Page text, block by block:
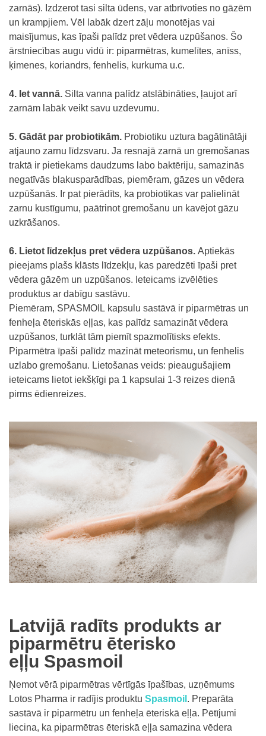
zarnās). Izdzerot tasi silta ūdens, var atbrīvoties no gāzēm
un krampjiem. Vēl labāk dzert zāļu monotējas vai
maisījumus, kas īpaši palīdz pret vēdera uzpūšanos. Šo
ārstniecības augu vidū ir: piparmētras, kumelītes, anīss,
ķimenes, koriandrs, fenhelis, kurkuma u.c.
4. Iet vannā. Silta vanna palīdz atslābināties, ļaujot arī
zarnām labāk veikt savu uzdevumu.
5. Gādāt par probiotikām. Probiotiku uztura bagātinātāji
atjauno zarnu līdzsvaru. Ja resnajā zarnā un gremošanas
traktā ir pietiekams daudzums labo baktēriju, samazinās
negatīvās blakusparādības, piemēram, gāzes un vēdera
uzpūšanās. Ir pat pierādīts, ka probiotikas var palielināt
zarnu kustīgumu, paātrinot gremošanu un kavējot gāzu
uzkrāšanos.
6. Lietot līdzekļus pret vēdera uzpūšanos. Aptiekās
pieejams plašs klāsts līdzekļu, kas paredzēti īpaši pret
vēdera gāzēm un uzpūšanos. Ieteicams izvēlēties
produktus ar dabīgu sastāvu.
Piemēram, SPASMOIL kapsulu sastāvā ir piparmētras un
fenheļa ēteriskās eļļas, kas palīdz samazināt vēdera
uzpūšanos, turklāt tām piemīt spazmolītisks efekts.
Piparmētra īpaši palīdz mazināt meteorismu, un fenhelis
uzlabo gremošanu. Lietošanas veids: pieaugušajiem
ieteicams lietot iekšķīgi pa 1 kapsulai 1-3 reizes dienā
pirms ēdienreizes.
Latvijā radīts produkts ar
piparmētru ēterisko
eļļu Spasmoil
Ņemot vērā piparmētras vērtīgās īpašības, uzņēmums
Lotos Pharma ir radījis produktu Spasmoil . Preparāta
sastāvā ir piparmētru un fenheļa ēteriskā eļļa. Pētījumi
liecina, ka piparmētras ēteriskā eļļa samazina vēdera